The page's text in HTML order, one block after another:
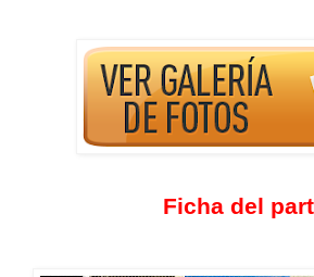
Ficha del